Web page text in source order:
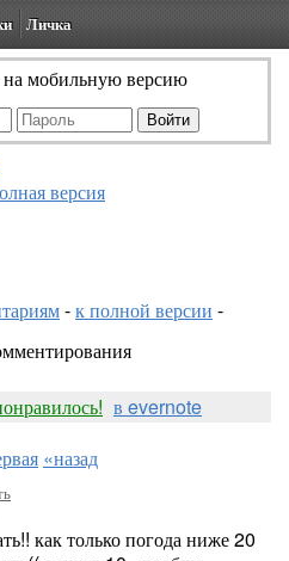
Личка
мобильную версию
версия
-к полной версии -
в evernote
«назад
как только погода ниже 20